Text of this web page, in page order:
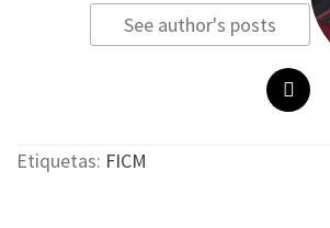
See author's posts
Etiquetas: FICM